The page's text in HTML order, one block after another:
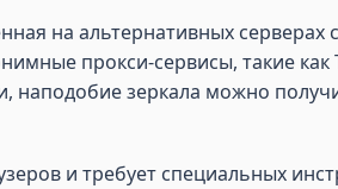
на альтернативных
прокси-сервисы, такие
зеркала можно
и требует специальных